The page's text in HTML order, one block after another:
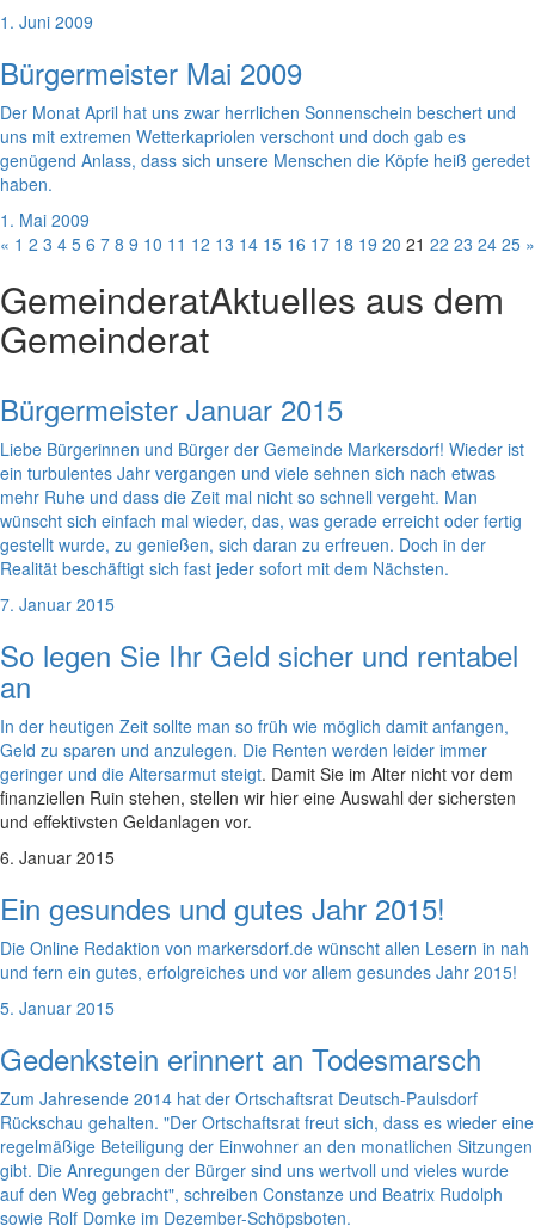
1. Juni 2009
Bürgermeister Mai 2009
Der Monat April hat uns zwar herrlichen Sonnenschein beschert und
uns mit extremen Wetterkapriolen verschont und doch gab es
genügend Anlass, dass sich unsere Menschen die Köpfe heiß geredet
haben.
1. Mai 2009
« 1 2 3 4 5 6 7 8 9 10 11 12 13 14 15 16 17 18 19 20 21 22 23 24 25 »
GemeinderatAktuelles aus dem
Gemeinderat
Bürgermeister Januar 2015
Liebe Bürgerinnen und Bürger der Gemeinde Markersdorf! Wieder ist
ein turbulentes Jahr vergangen und viele sehnen sich nach etwas
mehr Ruhe und dass die Zeit mal nicht so schnell vergeht. Man
wünscht sich einfach mal wieder, das, was gerade erreicht oder fertig
gestellt wurde, zu genießen, sich daran zu erfreuen. Doch in der
Realität beschäftigt sich fast jeder sofort mit dem Nächsten.
7. Januar 2015
So legen Sie Ihr Geld sicher und rentabel
an
In der heutigen Zeit sollte man so früh wie möglich damit anfangen,
Geld zu sparen und anzulegen. Die Renten werden leider immer
geringer und die Altersarmut steigt. Damit Sie im Alter nicht vor dem
finanziellen Ruin stehen, stellen wir hier eine Auswahl der sichersten
und effektivsten Geldanlagen vor.
6. Januar 2015
Ein gesundes und gutes Jahr 2015!
Die Online Redaktion von markersdorf.de wünscht allen Lesern in nah
und fern ein gutes, erfolgreiches und vor allem gesundes Jahr 2015!
5. Januar 2015
Gedenkstein erinnert an Todesmarsch
Zum Jahresende 2014 hat der Ortschaftsrat Deutsch-Paulsdorf
Rückschau gehalten. "Der Ortschaftsrat freut sich, dass es wieder eine
regelmäßige Beteiligung der Einwohner an den monatlichen Sitzungen
gibt. Die Anregungen der Bürger sind uns wertvoll und vieles wurde
auf den Weg gebracht", schreiben Constanze und Beatrix Rudolph
sowie Rolf Domke im Dezember-Schöpsboten.